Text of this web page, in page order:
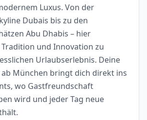
Luxus. Von der
Dubais bis zu den
Abu Dhabis – hier
und Innovation zu
Urlaubserlebnis. Deine
ab München bringt dich direkt ins
wo Gastfreundschaft
wird und jeder Tag neue